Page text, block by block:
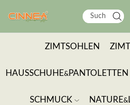
ZIMTSOHLEN
HAUSSCHUHE& PANTOLETTEN
SCHMUCK NATURE&